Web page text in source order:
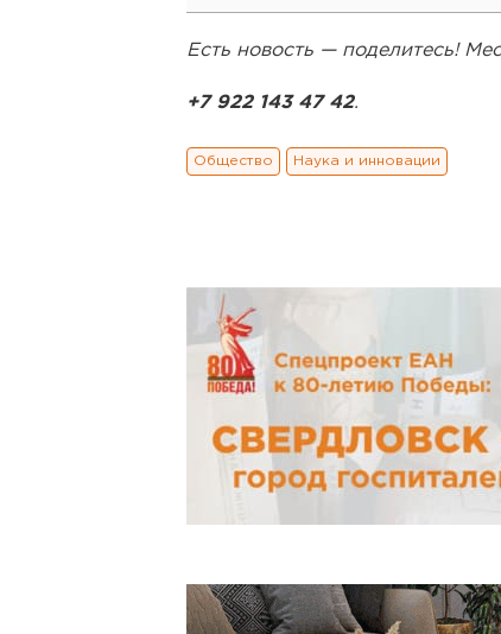
Есть новость — поделитесь!
+7 922 143 47 42.
Общество Наука и инновации